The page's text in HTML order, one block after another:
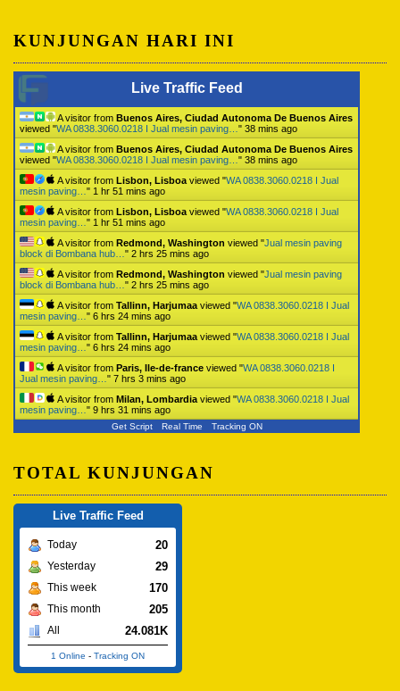
KUNJUNGAN HARI INI
Live Traffic Feed
A visitor from Buenos Aires, Ciudad Autonoma De Buenos Aires
viewed "WA 0838.3060.0218 I Jual mesin paving… " 38 mins ago
A visitor from Buenos Aires, Ciudad Autonoma De Buenos Aires
viewed "WA 0838.3060.0218 I Jual mesin paving… " 38 mins ago
A visitor from Lisbon, Lisboa viewed "WA 0838.3060.0218 I Jual
mesin paving… " 1 hr 51 mins ago
A visitor from Lisbon, Lisboa viewed "WA 0838.3060.0218 I Jual
mesin paving… " 1 hr 51 mins ago
A visitor from Redmond, Washington viewed "Jual mesin paving
block di Bombana hub… " 2 hrs 25 mins ago
A visitor from Redmond, Washington viewed "Jual mesin paving
block di Bombana hub… " 2 hrs 25 mins ago
A visitor from Tallinn, Harjumaa viewed "WA 0838.3060.0218 I Jual
mesin paving… " 6 hrs 24 mins ago
A visitor from Tallinn, Harjumaa viewed "WA 0838.3060.0218 I Jual
mesin paving… " 6 hrs 24 mins ago
A visitor from Paris, Ile-de-france viewed "WA 0838.3060.0218 I
Jual mesin paving… " 7 hrs 3 mins ago
A visitor from Milan, Lombardia viewed "WA 0838.3060.0218 I Jual
mesin paving… " 9 hrs 31 mins ago
Get Script Real Time Tracking ON
TOTAL KUNJUNGAN
Live Traffic Feed
Today 20
Yesterday 29
This week 170
This month 205
All 24.081K
1 Online - Tracking ON